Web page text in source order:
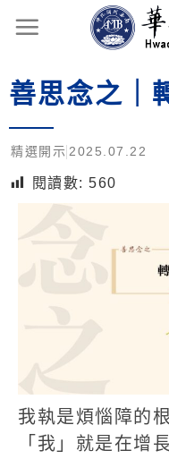
善思念之｜
精選開示 2025.07.22
閱讀數: 560
我執是煩惱障的
「我」就是在增